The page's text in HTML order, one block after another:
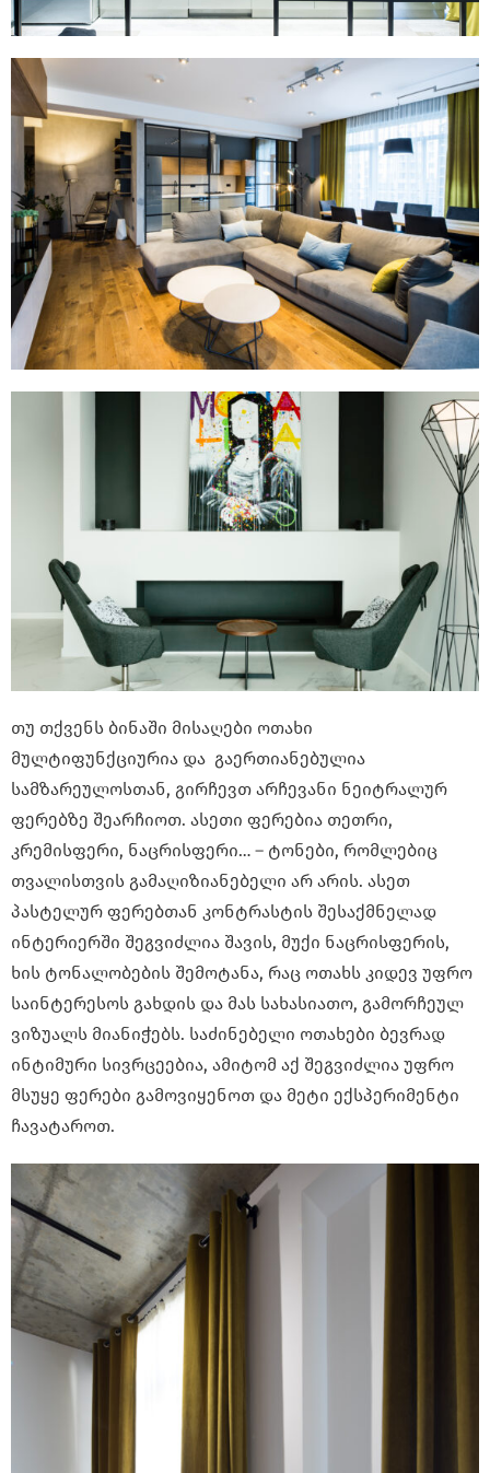
თუ თქვენს ბინაში მისაღები ოთახი
მულტიფუნქციურია და გაერთიანებულია
სამზარეულოსთან, გირჩევთ არჩევანი ნეიტრალურ
ფერებზე შეარჩიოთ. ასეთი ფერებია თეთრი,
კრემისფერი, ნაცრისფერი… – ტონები, რომლებიც
თვალისთვის გამაღიზიანებელი არ არის. ასეთ
პასტელურ ფერებთან კონტრასტის შესაქმნელად
ინტერიერში შეგვიძლია შავის, მუქი ნაცრისფერის,
ხის ტონალობების შემოტანა, რაც ოთახს კიდევ უფრო
საინტერესოს გახდის და მას სახასიათო, გამორჩეულ
ვიზუალს მიანიჭებს. საძინებელი ოთახები ბევრად
ინტიმური სივრცეებია, ამიტომ აქ შეგვიძლია უფრო
მსუყე ფერები გამოვიყენოთ და მეტი ექსპერიმენტი
ჩავატაროთ.